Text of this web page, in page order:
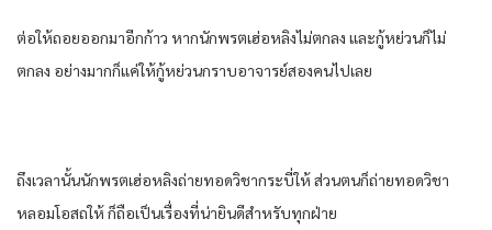
ต่อให้​ถอย​ออกมา​อีก​ก้าว​ หาก​นักพรต​เฮ่อ​ห​ลิง​ไม่ตกลง​ และ​กู้​หย่วน​ก็​ไม่
ตกลง​ อย่าง​มาก​ก็​แค่​ให้​กู้​หย่วน​กราบ​อาจารย์​สอง​คน​ไปเลย​
ถึงเวลา​นั้น​นักพรต​เฮ่อ​ห​ลิง​ถ่ายทอดวิชา​กระบี่​ให้​ ส่วน​ตน​ก็​ถ่ายทอดวิชา​
หลอม​โอสถ​ให้​ ก็​ถือ​เป็นเรื่อง​ที่​น่ายินดี​สำหรับ​ทุกฝ่าย​